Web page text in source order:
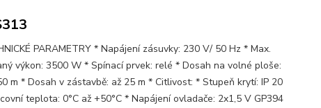
PARAMETRY * Napájení zásuvky: 230 V/ 50 Hz * Max.
výkon: 3500 W * Spínací prvek: relé * Dosah na volné ploše:
m * Dosah v zástavbě: až 25 m * Citlivost: * Stupeň krytí: IP 20
teplota: 0°C až +50°C * Napájení ovladače: 2x1,5 V GP394